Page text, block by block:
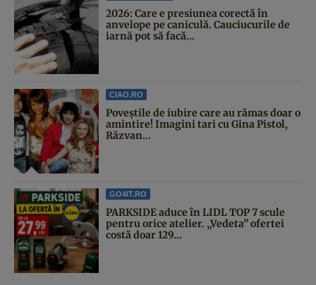
2026: Care e presiunea corectă în
anvelope pe caniculă. Cauciucurile de
iarnă pot să facă...
CIAO.RO
Poveştile de iubire care au rămas doar o
amintire! Imagini tari cu Gina Pistol,
Răzvan...
GO4IT.RO
PARKSIDE aduce în LIDL TOP 7 scule
pentru orice atelier. „Vedeta” ofertei
costă doar 129...